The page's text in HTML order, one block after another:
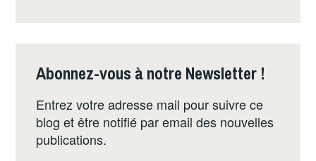
Abonnez-vous à notre Newsletter !
Entrez votre adresse mail pour suivre ce
blog et être notifié par email des nouvelles
publications.